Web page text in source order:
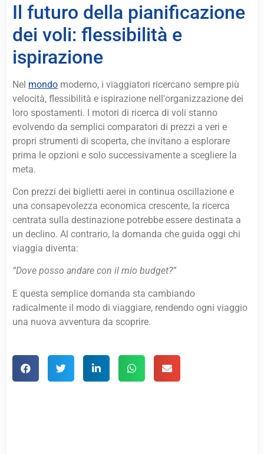
Il futuro della pianificazione
dei voli: flessibilità e
ispirazione
Nel mondo moderno, i viaggiatori ricercano sempre più
velocità, flessibilità e ispirazione nell'organizzazione dei
loro spostamenti. I motori di ricerca di voli stanno
evolvendo da semplici comparatori di prezzi a veri e
propri strumenti di scoperta, che invitano a esplorare
prima le opzioni e solo successivamente a scegliere la
meta.
Con prezzi dei biglietti aerei in continua oscillazione e
una consapevolezza economica crescente, la ricerca
centrata sulla destinazione potrebbe essere destinata a
un declino. Al contrario, la domanda che guida oggi chi
viaggia diventa:
“Dove posso andare con il mio budget?”
E questa semplice domanda sta cambiando
radicalmente il modo di viaggiare, rendendo ogni viaggio
una nuova avventura da scoprire.